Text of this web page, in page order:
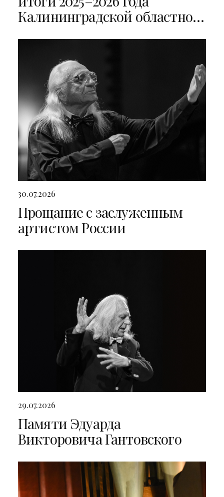
Калининградской областной
30.07.2026
Прощание с заслуженным
артистом России
29.07.2026
Памяти Эдуарда
Викторовича Гантовского